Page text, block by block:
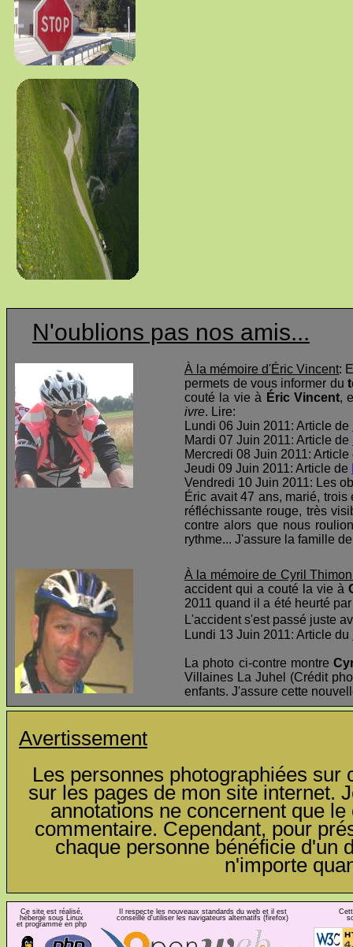
N'oublions pas nos amis...
À la mémoire d'Éric Vincent:
permets de vous informer du
couté la vie à Éric Vincent,
ivre. Lire:
Lundi 06 Juin 2011: Article de
Mardi 07 Juin 2011: Article de
Mercredi 08 Juin 2011:
Jeudi 09 Juin 2011: Article de
Vendredi 10 Juin 2011: Les
Éric avait 47 ans, marié,
réfléchissante rouge, très
contre alors que nous
rythme... J'assure la famille
À la mémoire de Cyril
accident qui a couté la vie à
2011 quand il a été heurté
L'accident s'est passé juste
Lundi 13 Juin 2011: Article du
La photo ci-contre montre
Villaines La Juhel (Crédit
enfants. J'assure cette
Avertissement
Les personnes photographiées
sur les pages de mon site internet.
annotations ne concernent que
commentaire. Cependant, pour
chaque personne bénéficie d'un
n'importe
Ce site est réalisé,
hébergé sous Linux
et programmé en php
Il respecte les nouveaux standards du web et il est
conseillé d'utiliser les navigateurs alternatifs (firefox)